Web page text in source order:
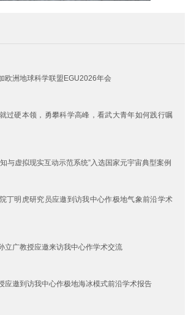
欧洲地球科学联盟EGU2026年会
过硬本领，勇攀科学高峰，看武大青年如何践行嘱
与虚拟现实互动示范系统”入选国家元宇宙典型案例
丁明虎研究员应邀到访我中心作极地气象前沿学术
立广教授应邀来访我中心作学术交流
应邀到访我中心作极地海冰模式前沿学术报告